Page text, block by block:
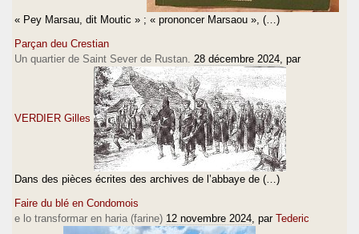
« Pey Marsau, dit Moutic » ; « prononcer Marsaou », (…)
Parçan deu Crestian
Un quartier de Saint Sever de Rustan. 28 décembre 2024 , par
VERDIER Gilles
Dans des pièces écrites des archives de l’abbaye de (…)
Faire du blé en Condomois
e lo transformar en haria (farine) 12 novembre 2024 , par Tederic